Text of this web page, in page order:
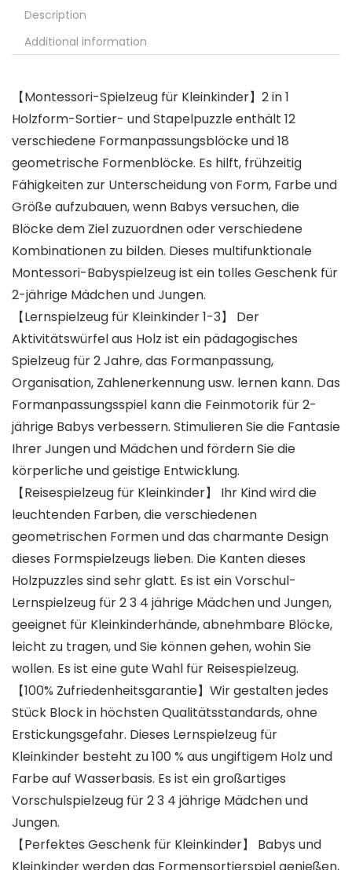
Description
Additional information
【Montessori-Spielzeug für Kleinkinder】2 in 1
Holzform-Sortier- und Stapelpuzzle enthält 12
verschiedene Formanpassungsblöcke und 18
geometrische Formenblöcke. Es hilft, frühzeitig
Fähigkeiten zur Unterscheidung von Form, Farbe und
Größe aufzubauen, wenn Babys versuchen, die
Blöcke dem Ziel zuzuordnen oder verschiedene
Kombinationen zu bilden. Dieses multifunktionale
Montessori-Babyspielzeug ist ein tolles Geschenk für
2-jährige Mädchen und Jungen.
【Lernspielzeug für Kleinkinder 1-3】 Der
Aktivitätswürfel aus Holz ist ein pädagogisches
Spielzeug für 2 Jahre, das Formanpassung,
Organisation, Zahlenerkennung usw. lernen kann. Das
Formanpassungsspiel kann die Feinmotorik für 2-
jährige Babys verbessern. Stimulieren Sie die Fantasie
Ihrer Jungen und Mädchen und fördern Sie die
körperliche und geistige Entwicklung.
【Reisespielzeug für Kleinkinder】 Ihr Kind wird die
leuchtenden Farben, die verschiedenen
geometrischen Formen und das charmante Design
dieses Formspielzeugs lieben. Die Kanten dieses
Holzpuzzles sind sehr glatt. Es ist ein Vorschul-
Lernspielzeug für 2 3 4 jährige Mädchen und Jungen,
geeignet für Kleinkinderhände, abnehmbare Blöcke,
leicht zu tragen, und Sie können gehen, wohin Sie
wollen. Es ist eine gute Wahl für Reisespielzeug.
【100% Zufriedenheitsgarantie】Wir gestalten jedes
Stück Block in höchsten Qualitätsstandards, ohne
Erstickungsgefahr. Dieses Lernspielzeug für
Kleinkinder besteht zu 100 % aus ungiftigem Holz und
Farbe auf Wasserbasis. Es ist ein großartiges
Vorschulspielzeug für 2 3 4 jährige Mädchen und
Jungen.
【Perfektes Geschenk für Kleinkinder】 Babys und